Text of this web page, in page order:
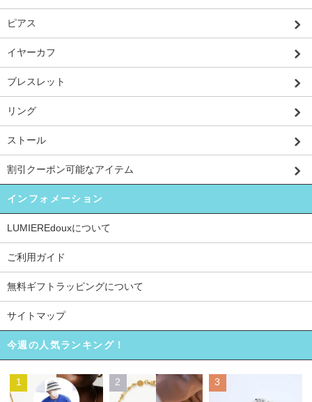
ピアス
イヤーカフ
ブレスレット
リング
ストール
割引クーポン可能なアイテム
インフォメーション
LUMIEREdouxについて
ご利用ガイド
無料ギフトラッピングについて
サイトマップ
今週の人気ランキング！
1 2 3